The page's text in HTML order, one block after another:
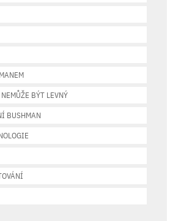
BÝT LEVNÝ
BUSHMAN